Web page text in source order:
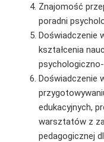
Znajomość
poradni
Doświadczenie
kształcenia
Doświadczenie
edukacyjnych,
warsztatów z
pedagogicznej